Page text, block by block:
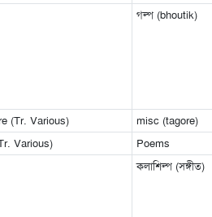
গল্প (bhoutik)
(Tr. Various) misc (tagore)
Various) Poems
কলাশিল্প (সঙ্গীত)